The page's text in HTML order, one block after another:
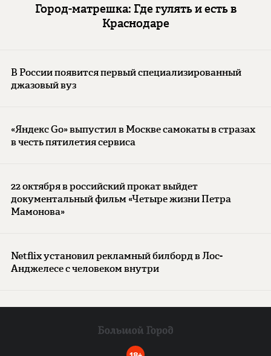
Город-матрешка: Где гулять и есть в
Краснодаре
В России появится первый специализированный
джазовый вуз
«Яндекс Go» выпустил в Москве самокаты в стразах
в честь пятилетия сервиса
22 октября в российский прокат выйдет
документальный фильм «Четыре жизни Петра
Мамонова»
Netflix установил рекламный билборд в Лос-
Анджелесе с человеком внутри